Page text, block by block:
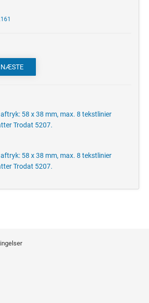
58 x 38 mm, max. 8 tekstlinier
Trodat 5207.
58 x 38 mm, max. 8 tekstlinier
Trodat 5207.